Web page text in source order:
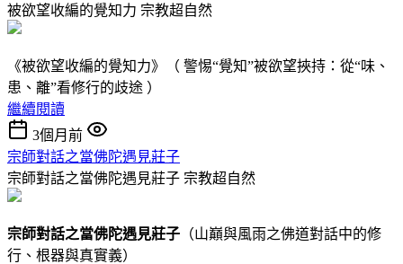
被欲望收編的覺知力 宗教超自然
《被欲望收編的覺知力》（ 警惕“覺知”被欲望挾持：從“味、
患、離”看修行的歧途 ）
繼續閱讀
3個月前
宗師對話之當佛陀遇見莊子
宗師對話之當佛陀遇見莊子 宗教超自然
宗師對話之當佛陀遇見莊子 （山巔與風雨之佛道對話中的修
行、根器與真實義）